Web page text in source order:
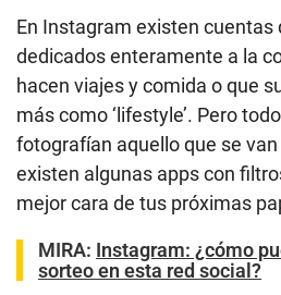
En Instagram existen cuentas
dedicados enteramente a la
hacen viajes y comida o que
más como ‘lifestyle’. Pero
fotografían aquello que se
existen algunas apps con
mejor cara de tus próximas
MIRA: Instagram: ¿cómo
sorteo en esta red social?